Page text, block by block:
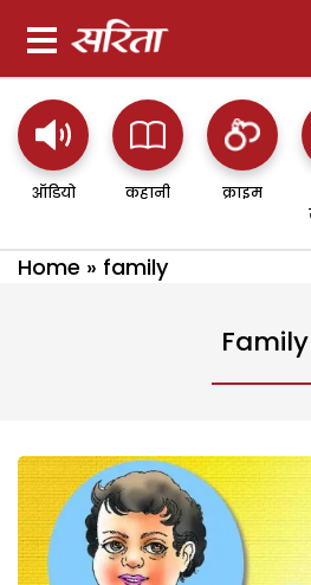
ऑडियो कहानी क्राइम
Home » family
Family